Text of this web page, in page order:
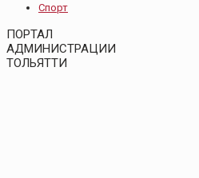
Спорт
ПОРТАЛ
АДМИНИСТРАЦИИ
ТОЛЬЯТТИ